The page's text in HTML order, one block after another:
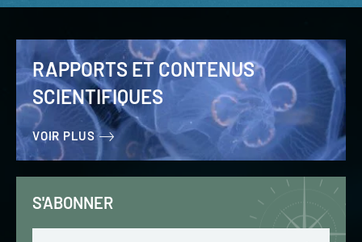
RAPPORTS ET CONTENUS
SCIENTIFIQUES
VOIR PLUS
S'ABONNER